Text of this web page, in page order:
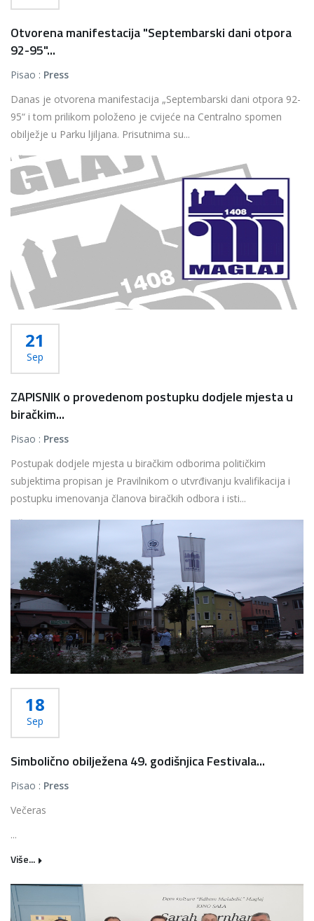
Otvorena manifestacija "Septembarski dani otpora
92-95"...
Pisao : Press
Danas je otvorena manifestacija „Septembarski dani otpora 92-
95“ i tom prilikom položeno je cvijeće na Centralno spomen
obilježje u Parku ljiljana. Prisutnima su...
Više...
21
Sep
ZAPISNIK o provedenom postupku dodjele mjesta u
biračkim...
Pisao : Press
Postupak dodjele mjesta u biračkim odborima političkim
subjektima propisan je Pravilnikom o utvrđivanju kvalifikacija i
postupku imenovanja članova biračkih odbora i isti...
Više...
18
Sep
Simbolično obilježena 49. godišnjica Festivala...
Pisao : Press
Večeras
...
Više...